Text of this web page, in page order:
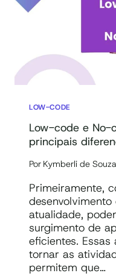
LOW-CODE
Low-code e No-
principais
Por Kymberli de Souza
Primeiramente,
atualidade,
surgimento de
eficientes.
tornar as
permitem que…